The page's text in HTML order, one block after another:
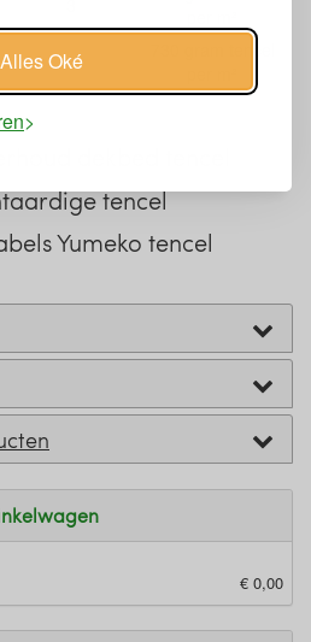
Alles Oké
1
tencel
Yumeko tencel
€ 0,00